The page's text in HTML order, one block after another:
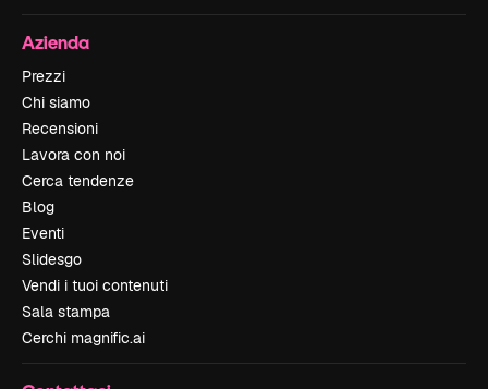
Azienda
Prezzi
Chi siamo
Recensioni
Lavora con noi
Cerca tendenze
Blog
Eventi
Slidesgo
Vendi i tuoi contenuti
Sala stampa
Cerchi magnific.ai